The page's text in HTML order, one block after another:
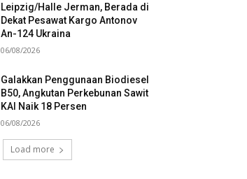
Leipzig/Halle Jerman, Berada di
Dekat Pesawat Kargo Antonov
An-124 Ukraina
06/08/2026
Galakkan Penggunaan Biodiesel
B50, Angkutan Perkebunan Sawit
KAI Naik 18 Persen
06/08/2026
Load more